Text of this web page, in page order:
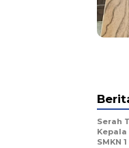
Serah
Kepala
SMKN